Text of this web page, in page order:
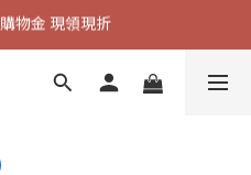
物金 現領現折
物金 現領現折
物金 現領現折